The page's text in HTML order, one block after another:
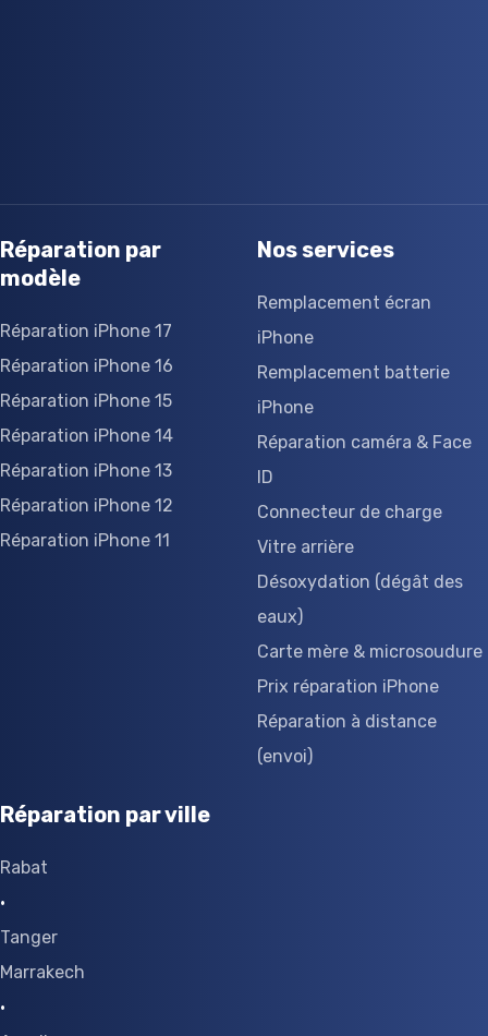
Réparation par
modèle
Réparation iPhone 17
Réparation iPhone 16
Réparation iPhone 15
Réparation iPhone 14
Réparation iPhone 13
Réparation iPhone 12
Réparation iPhone 11
Nos services
Remplacement écran
iPhone
Remplacement batterie
iPhone
Réparation caméra & Face
ID
Connecteur de charge
Vitre arrière
Désoxydation (dégât des
eaux)
Carte mère & microsoudure
Prix réparation iPhone
Réparation à distance
(envoi)
Réparation par ville
Rabat
·
Tanger
Marrakech
·